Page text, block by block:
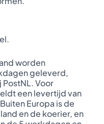
worden
geleverd,
Voor
een levertijd van
Europa is de
en de koerier, en